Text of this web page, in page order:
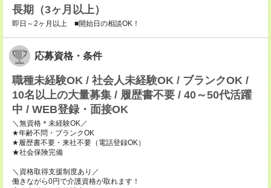
長期（3ヶ月以上）
即日～2ヶ月以上 ■開始日の相談OK！
応募資格・条件
職種未経験OK / 社会人未経験OK / ブランクOK /
10名以上の大量募集 / 履歴書不要 / 40～50代活躍
中 / WEB登録・面接OK
＼無資格＊未経験OK／
★年齢不問・ブランクOK
★履歴書不要・来社不要（電話登録OK）
★社会保険完備
＼資格取得支援制度あり／
働きながら0円で介護資格が取れます！